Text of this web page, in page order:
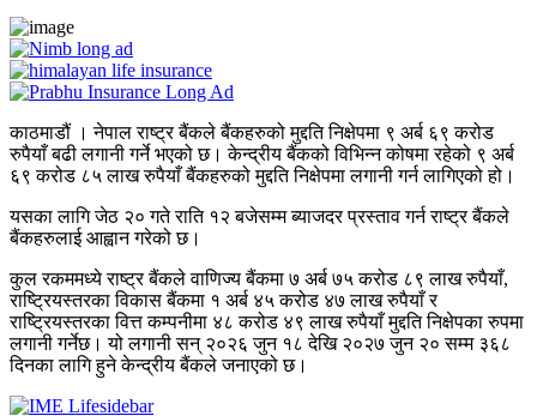
काठमाडौं । नेपाल राष्ट्र बैंकले बैंकहरुको मुद्दति निक्षेपमा ९ अर्ब ६९ करोड
रुपैयाँ बढी लगानी गर्ने भएको छ। केन्द्रीय बैंकको विभिन्न कोषमा रहेको ९ अर्ब
६९ करोड ८५ लाख रुपैयाँ बैंकहरुको मुद्दति निक्षेपमा लगानी गर्न लागिएको हो।
यसका लागि जेठ २० गते राति १२ बजेसम्म ब्याजदर प्रस्ताव गर्न राष्ट्र बैंकले
बैंकहरुलाई आह्वान गरेको छ।
कुल रकममध्ये राष्ट्र बैंकले वाणिज्य बैंकमा ७ अर्ब ७५ करोड ८९ लाख रुपैयाँ,
राष्ट्रियस्तरका विकास बैंकमा १ अर्ब ४५ करोड ४७ लाख रुपैयाँ र
राष्ट्रियस्तरका वित्त कम्पनीमा ४८ करोड ४९ लाख रुपैयाँ मुद्दति निक्षेपका रुपमा
लगानी गर्नेछ। यो लगानी सन् २०२६ जुन १८ देखि २०२७ जुन २० सम्म ३६८
दिनका लागि हुने केन्द्रीय बैंकले जनाएको छ।